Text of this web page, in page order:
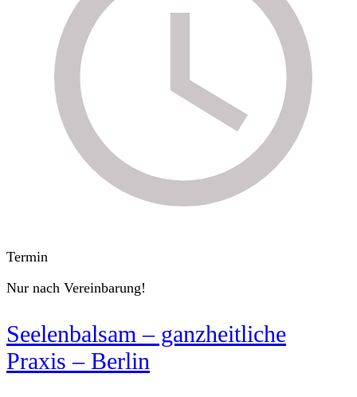
Termin
Nur nach Vereinbarung!
Seelenbalsam – ganzheitliche
Praxis – Berlin